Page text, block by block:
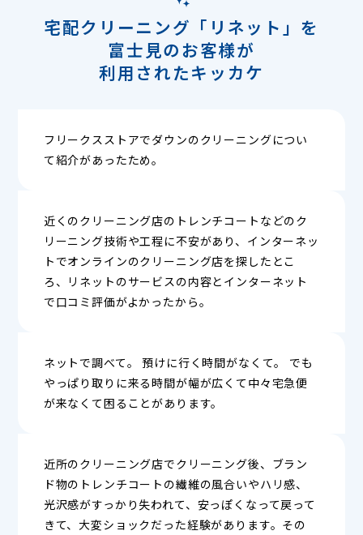
宅配クリーニング「リネット」を
富士見のお客様が
利用されたキッカケ
フリークスストアでダウンのクリーニングについ
て紹介があったため。
近くのクリーニング店のトレンチコートなどのク
リーニング技術や工程に不安があり、インターネッ
トでオンラインのクリーニング店を探したとこ
ろ、リネットのサービスの内容とインターネット
で口コミ評価がよかったから。
ネットで調べて。 預けに行く時間がなくて。 でも
やっぱり取りに来る時間が幅が広くて中々宅急便
が来なくて困ることがあります。
近所のクリーニング店でクリーニング後、ブラン
ド物のトレンチコートの繊維の風合いやハリ感、
光沢感がすっかり失われて、安っぽくなって戻って
きて、大変ショックだった経験があります。その